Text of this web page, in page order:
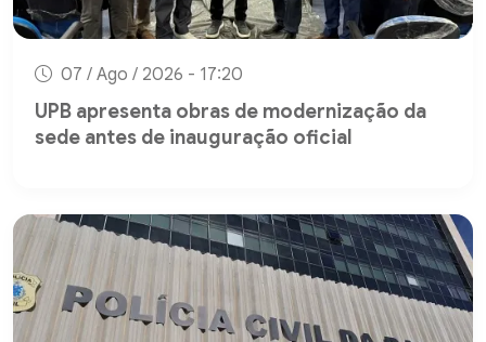
07 / Ago / 2026 - 17:20
UPB apresenta obras de modernização da
sede antes de inauguração oficial